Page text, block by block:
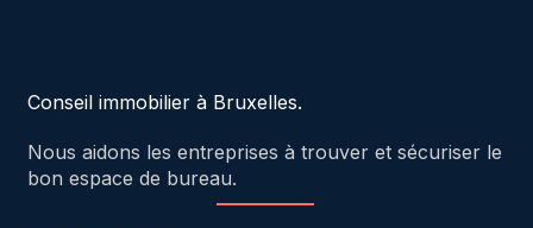
Conseil immobilier à Bruxelles.
Nous aidons les entreprises à trouver et sécuriser le
bon espace de bureau.